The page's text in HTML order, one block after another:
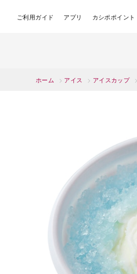
ご利用ガイド アプリ カシポポイント
ホーム > アイス > アイスカップ >